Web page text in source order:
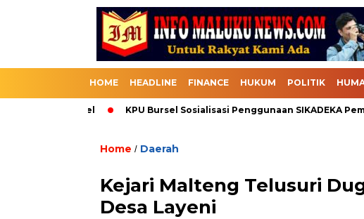
HOME HEADLINE FINANCE HUKUM POLITIK
KPU Bursel Sosialisasi Penggunaan SIKADEKA Pemilu
Home / Daerah
Kejari Malteng Telusuri
Desa Layeni